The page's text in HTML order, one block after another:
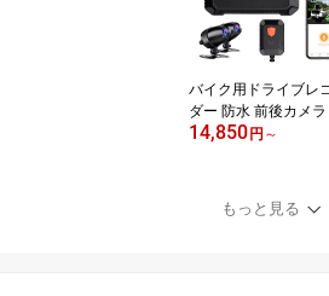
バイク用ドライブレ
ダー 防水 前後カメラ
Fi 二輪車ドラレコ
故 記録 煽り運転防止
ートバイドライブレ
14,850円 ～
もっと見る